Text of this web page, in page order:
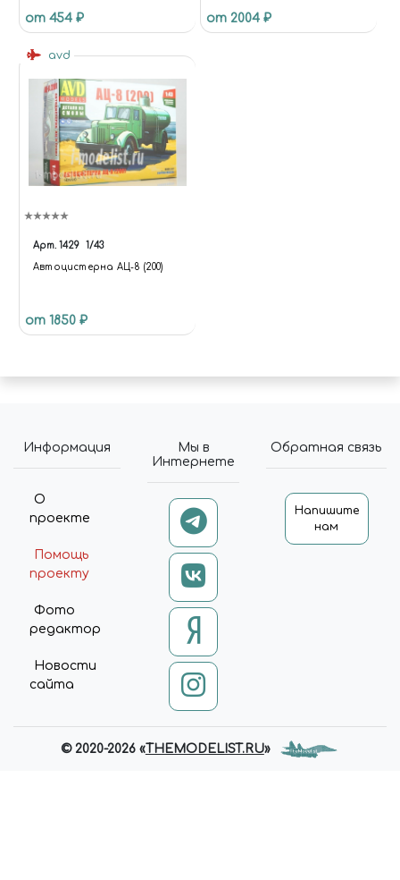
от 454 ₽ от 2004 ₽
avd
Арт. 1429 1/43
Автоцистерна АЦ-8 (200)
от 1850 ₽
Информация
О
проекте
Помощь
проекту
Фото
редактор
Новости
сайта
Мы в
Интернете
Обратная связь
Напишите
нам
© 2020-2026 «THEMODELIST.RU»